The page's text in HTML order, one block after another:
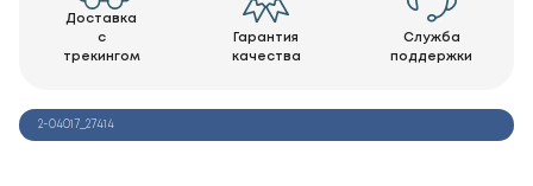
Доставка
с
трекингом
Гарантия
качества
Служба
поддержки
2-04017_27414